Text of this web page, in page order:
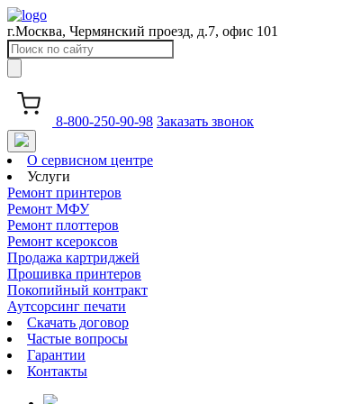
г.Москва, Чермянский проезд, д.7, офис 101
8-800-250-90-98 Заказать звонок
О сервисном центре
Услуги
Ремонт принтеров
Ремонт МФУ
Ремонт плоттеров
Ремонт ксероксов
Продажа картриджей
Прошивка принтеров
Покопийный контракт
Аутсорсинг печати
Скачать договор
Частые вопросы
Гарантии
Контакты